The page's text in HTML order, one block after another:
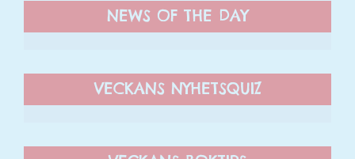
NEWS OF THE DAY
VECKANS NYHETSQUIZ
går inte att
välja bort. De
över huvud
taget ska